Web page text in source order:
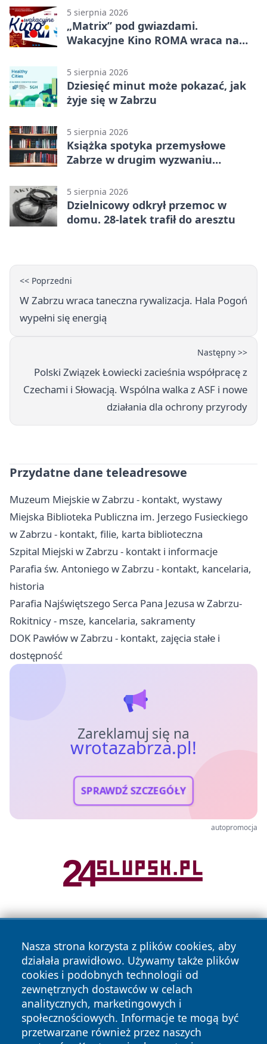
5 sierpnia 2026
„Matrix” pod gwiazdami.
Wakacyjne Kino ROMA wraca na
5 sierpnia 2026
Dziesięć minut może pokazać, jak
żyje się w Zabrzu
5 sierpnia 2026
Książka spotyka przemysłowe
Zabrze w drugim wyzwaniu
5 sierpnia 2026
Dzielnicowy odkrył przemoc w
domu. 28-latek trafił do aresztu
<< Poprzedni
W Zabrzu wraca taneczna rywalizacja. Hala Pogoń
wypełni się energią
Następny >>
Polski Związek Łowiecki zacieśnia współpracę z
Czechami i Słowacją. Wspólna walka z ASF i nowe
działania dla ochrony przyrody
Przydatne dane teleadresowe
Muzeum Miejskie w Zabrzu - kontakt, wystawy
Miejska Biblioteka Publiczna im. Jerzego Fusieckiego
w Zabrzu - kontakt, filie, karta biblioteczna
Szpital Miejski w Zabrzu - kontakt i informacje
Parafia św. Antoniego w Zabrzu - kontakt, kancelaria,
historia
Parafia Najświętszego Serca Pana Jezusa w Zabrzu-
Rokitnicy - msze, kancelaria, sakramenty
DOK Pawłów w Zabrzu - kontakt, zajęcia stałe i
dostępność
Zareklamuj się na
wrotazabrza.pl!
SPRAWDŹ SZCZEGÓŁY
autopromocja
Nasza strona korzysta z plików cookies, aby
działała prawidłowo. Używamy także plików
cookies i podobnych technologii od
zewnętrznych dostawców w celach
analitycznych, marketingowych i
społecznościowych. Informacje te mogą być
przetwarzane również przez naszych
Copyright © 2026 wrotazabrza.pl Wszystkie prawa
zastrzeżone.